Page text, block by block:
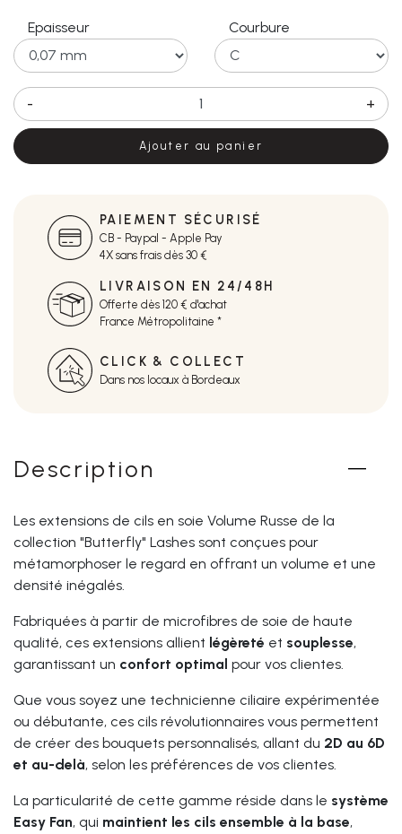
Epaisseur Courbure
- +
Ajouter au panier
PAIEMENT SÉCURISÉ
CB - Paypal - Apple Pay
4X sans frais dès 30 €
LIVRAISON EN 24/48H
Offerte dès 120 € d'achat
France Métropolitaine *
CLICK & COLLECT
Dans nos locaux à Bordeaux
Description
Les extensions de cils en soie Volume Russe de la
collection "Butterfly" Lashes sont conçues pour
métamorphoser le regard en offrant un volume et une
densité inégalés.
Fabriquées à partir de microfibres de soie de haute
qualité, ces extensions allient légèreté et souplesse,
garantissant un confort optimal pour vos clientes.
Que vous soyez une technicienne ciliaire expérimentée
ou débutante, ces cils révolutionnaires vous permettent
de créer des bouquets personnalisés, allant du 2D au 6D
et au-delà, selon les préférences de vos clientes.
La particularité de cette gamme réside dans le système
Easy Fan, qui maintient les cils ensemble à la base,